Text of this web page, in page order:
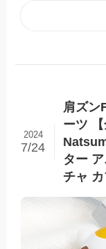
肩ズン
ーツ 【
ター
チャ カ
2024
7/24